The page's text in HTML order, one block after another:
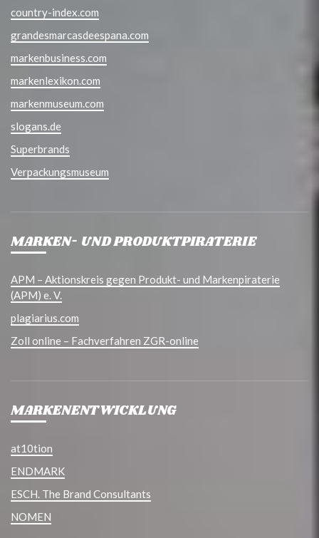
country-index.com
grandesmarcasdeespana.com
markenbusiness.com
markenlexikon.com
markenmuseum.com
slogans.de
Superbrands
Verpackungsmuseum
MARKEN- UND PRODUKTPIRATERIE
APM – Aktionskreis gegen Produkt- und Markenpiraterie
(APM) e. V.
plagiarius.com
Zoll online – Fachverfahren ZGR-online
MARKENENTWICKLUNG
at10tion
ENDMARK
ESCH. The Brand Consultants
NOMEN